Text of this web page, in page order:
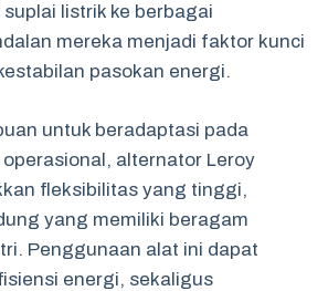
listrik ke berbagai
mereka menjadi faktor kunci
pasokan energi.
untuk beradaptasi pada
alternator Leroy
fleksibilitas yang tinggi,
yang memiliki beragam
Penggunaan alat ini dapat
energi, sekaligus